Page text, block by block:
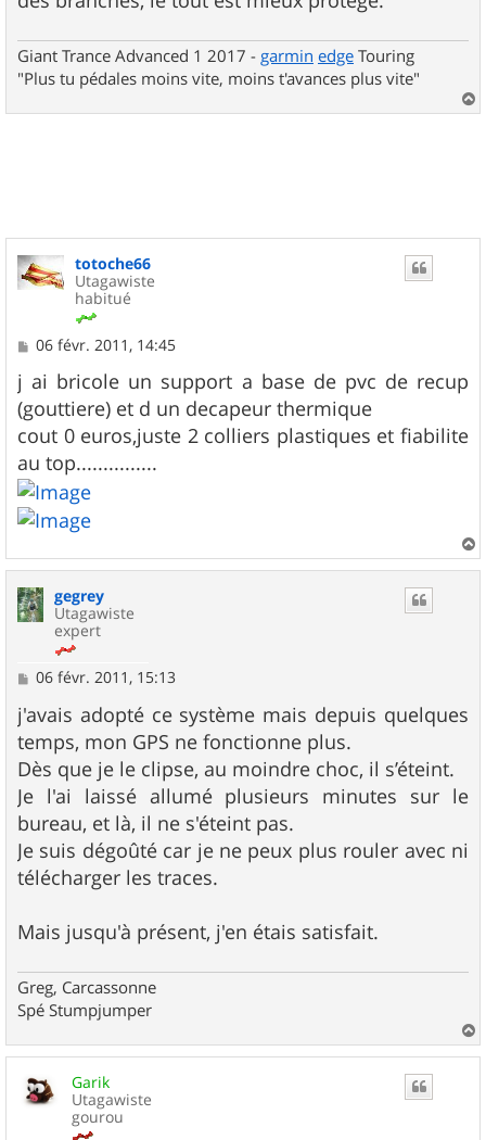
Giant Trance Advanced 1 2017 - garmin edge Touring
"Plus tu pédales moins vite, moins t'avances plus vite"
a
totoche66
Utagawiste
habitué
M
s
s
a
g
e
06 févr. 2011, 14:45
j ai bricole un support a base de pvc de recup
(gouttiere) et d un decapeur thermique
cout 0 euros,juste 2 colliers plastiques et fiabilite
au top...............
a
gegrey
Utagawiste
expert
M
s
s
a
g
e
06 févr. 2011, 15:13
j'avais adopté ce système mais depuis quelques
temps, mon GPS ne fonctionne plus.
Dès que je le clipse, au moindre choc, il s’éteint.
Je l'ai laissé allumé plusieurs minutes sur le
bureau, et là, il ne s'éteint pas.
Je suis dégoûté car je ne peux plus rouler avec ni
télécharger les traces.
Mais jusqu'à présent, j'en étais satisfait.
Greg, Carcassonne
Spé Stumpjumper
a
Garik
Utagawiste
gourou